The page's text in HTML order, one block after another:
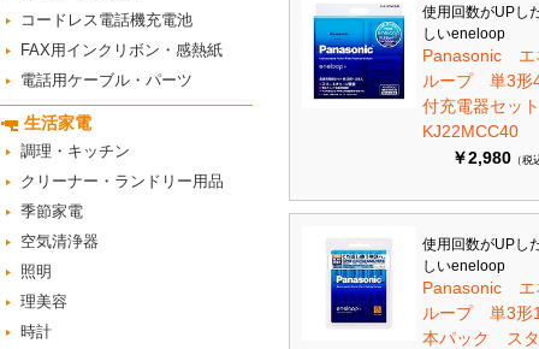
コードレス電話機充電池
FAX用インクリボン・感熱紙
電話用ケーブル・パーツ
生活家電
調理・キッチン
クリーナー・ランドリー用品
季節家電
空気清浄器
照明
理美容
時計
使用回数がUPし
しいeneloop
Panasonic エ
ループ 単3形
付充電器セッ
KJ22MCC40
￥2,980 （税
使用回数がUPし
しいeneloop
Panasonic エ
ループ 単3形
本パック ス